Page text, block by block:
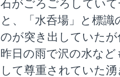
石がごろごろしてい
と、「水呑場」と標
のが突き出していた
昨日の雨で沢の水な
して尊重されていた